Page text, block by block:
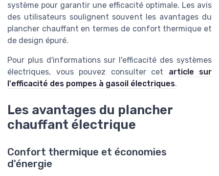
système pour garantir une efficacité optimale. Les avis
des utilisateurs soulignent souvent les avantages du
plancher chauffant en termes de confort thermique et
de design épuré.
Pour plus d'informations sur l'efficacité des systèmes
électriques, vous pouvez consulter cet article sur
l'efficacité des pompes à gasoil électriques.
Les avantages du plancher
chauffant électrique
Confort thermique et économies
d'énergie